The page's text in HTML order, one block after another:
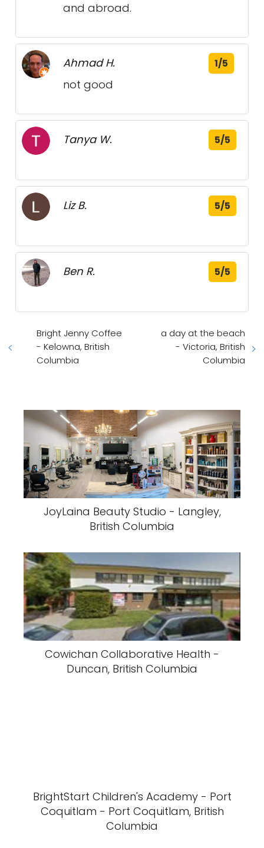
and abroad.
Ahmad H. 1/5
not good
Tanya W. 5/5
Liz B. 5/5
Ben R. 5/5
Bright Jenny Coffee
- Kelowna, British
Columbia
a day at the beach
- Victoria, British
Columbia
JoyLaina Beauty Studio - Langley,
British Columbia
Cowichan Collaborative Health -
Duncan, British Columbia
BrightStart Children's Academy - Port
Coquitlam - Port Coquitlam, British
Columbia